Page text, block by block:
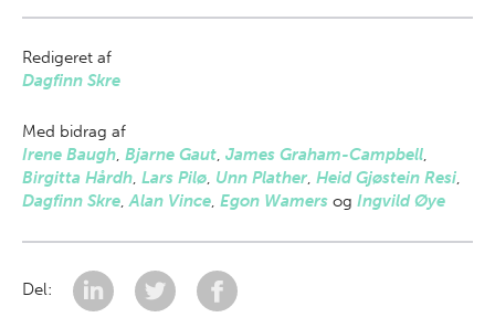
Redigeret af
Dagfinn Skre
Med bidrag af
Irene Baugh, Bjarne Gaut, James Graham-Campbell,
Birgitta Hårdh, Lars Pilø, Unn Plather, Heid Gjøstein Resi,
Dagfinn Skre,Alan Vince, Egon Wamers og Ingvild Øye
Del: